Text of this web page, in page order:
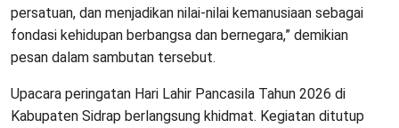
persatuan, dan menjadikan nilai-nilai kemanusiaan sebagai
fondasi kehidupan berbangsa dan bernegara,” demikian
pesan dalam sambutan tersebut.
Upacara peringatan Hari Lahir Pancasila Tahun 2026 di
Kabupaten Sidrap berlangsung khidmat. Kegiatan ditutup